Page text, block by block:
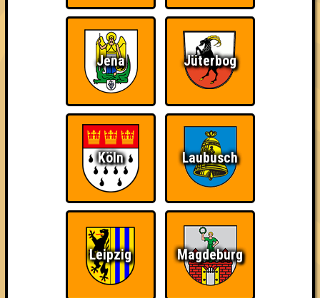
In drei aufregenden Runden ballern euch die Quizmaster*innen
allerlei Fragen zu allerlei Sachen, sowie wahnsinnige
Bilderrätsel, Computerstimmen und andere Spielchen um die
Schnapp dir deine (neunmal)klügsten und trinkfestesten
Freunde und zeigt den anderen Teams, wo der Frosch die
Locken hat. Gewinnt ihr, gibt es Schnaps, seid ihr mittelmäßig,
gibt es Schnaps, seid ihr glücklich, gibt es Schnaps. Kurzum: es
gibt Schnaps. Geschenkt.
Wir freuen uns auf euch!
Euer Quizlabor und
eure Holly‘s Big Bar! ♥
= FAKTENCHECK ==
Jena Jüterbog
Köln Laubusch
Leipzig Magdeburg